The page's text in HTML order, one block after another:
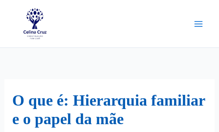
O que é: Hierarquia familiar
e o papel da mãe